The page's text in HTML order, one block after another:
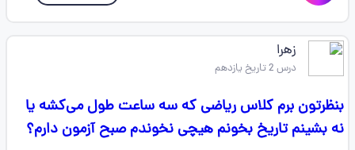
زهرا
درس 2 تاریخ یازدهم
بنظرتون برم کلاس ریاضی که سه ساعت طول می‌کشه یا
نه بشینم تاریخ بخونم هیچی نخوندم صبح آزمون دارم؟